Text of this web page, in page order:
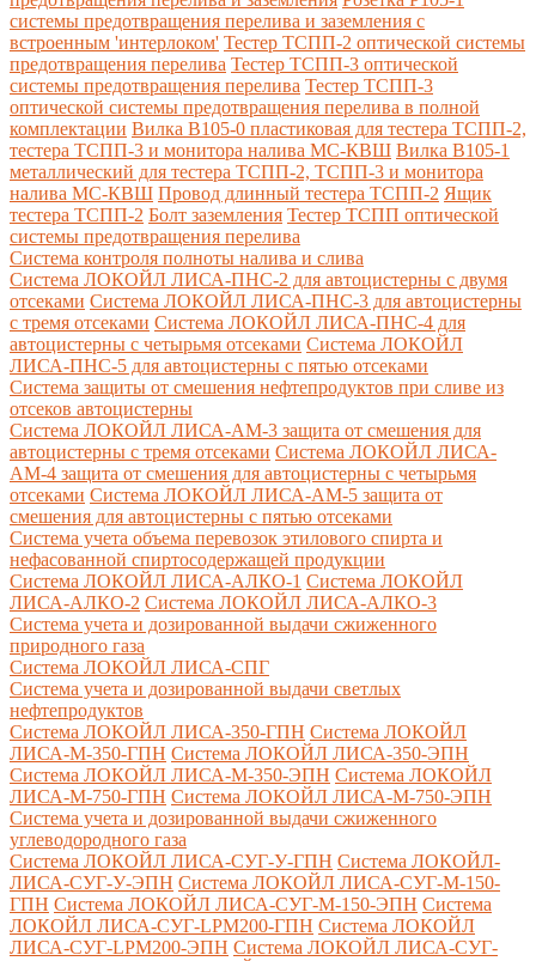
системы предотвращения перелива и заземления с
встроенным 'интерлоком' Тестер ТСПП-2 оптической системы
предотвращения перелива Тестер ТСПП-3 оптической
системы предотвращения перелива Тестер ТСПП-3
оптической системы предотвращения перелива в полной
комплектации Вилка В105-0 пластиковая для тестера ТСПП-2,
тестера ТСПП-3 и монитора налива МС-КВШ Вилка В105-1
металлический для тестера ТСПП-2, ТСПП-3 и монитора
налива МС-КВШ Провод длинный тестера ТСПП-2 Ящик
тестера ТСПП-2 Болт заземления Тестер ТСПП оптической
системы предотвращения перелива
Cистема контроля полноты налива и слива
Система ЛОКОЙЛ ЛИСА-ПНС-2 для автоцистерны с двумя
отсеками Система ЛОКОЙЛ ЛИСА-ПНС-3 для автоцистерны
с тремя отсеками Система ЛОКОЙЛ ЛИСА-ПНС-4 для
автоцистерны с четырьмя отсеками Система ЛОКОЙЛ
ЛИСА-ПНС-5 для автоцистерны с пятью отсеками
Система защиты от смешения нефтепродуктов при сливе из
отсеков автоцистерны
Система ЛОКОЙЛ ЛИСА-AM-3 защита от смешения для
автоцистерны с тремя отсеками Система ЛОКОЙЛ ЛИСА-
AM-4 защита от смешения для автоцистерны с четырьмя
отсеками Система ЛОКОЙЛ ЛИСА-AM-5 защита от
смешения для автоцистерны с пятью отсеками
Система учета объема перевозок этилового спирта и
нефасованной спиртосодержащей продукции
Система ЛОКОЙЛ ЛИСА-AЛКО-1 Система ЛОКОЙЛ
ЛИСА-АЛКО-2 Система ЛОКОЙЛ ЛИСА-АЛКО-3
Система учета и дозированной выдачи сжиженного
природного газа
Система ЛОКОЙЛ ЛИСА-СПГ
Система учета и дозированной выдачи светлых
нефтепродуктов
Система ЛОКОЙЛ ЛИСА-350-ГПН Система ЛОКОЙЛ
ЛИСА-М-350-ГПН Система ЛОКОЙЛ ЛИСА-350-ЭПН
Система ЛОКОЙЛ ЛИСА-М-350-ЭПН Система ЛОКОЙЛ
ЛИСА-М-750-ГПН Система ЛОКОЙЛ ЛИСА-М-750-ЭПН
Система учета и дозированной выдачи сжиженного
углеводородного газа
Система ЛОКОЙЛ ЛИСА-СУГ-У-ГПН Система ЛОКОЙЛ-
ЛИСА-СУГ-У-ЭПН Система ЛОКОЙЛ ЛИСА-СУГ-М-150-
ГПН Система ЛОКОЙЛ ЛИСА-СУГ-М-150-ЭПН Система
ЛОКОЙЛ ЛИСА-СУГ-LPM200-ГПН Система ЛОКОЙЛ
ЛИСА-СУГ-LPM200-ЭПН Система ЛОКОЙЛ ЛИСА-СУГ-